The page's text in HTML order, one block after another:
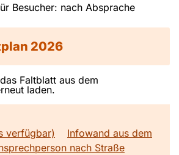
Besucher: nach Absprache
2026
Faltblatt aus dem
laden.
verfügbar)
Infowand aus dem
nach Straße